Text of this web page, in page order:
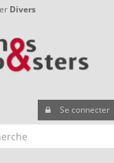
Divers
Se connecter